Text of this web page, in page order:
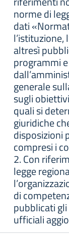
norme di
dati
l’istituzione,
altresì
programmi
generale
sugli
quali si
giuridiche
disposizioni
compresi i
2. Con
legge
di
pubblicati
ufficiali